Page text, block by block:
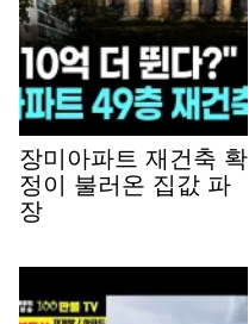
장미아파트 재건축 확
정이 불러온 집값 파
장